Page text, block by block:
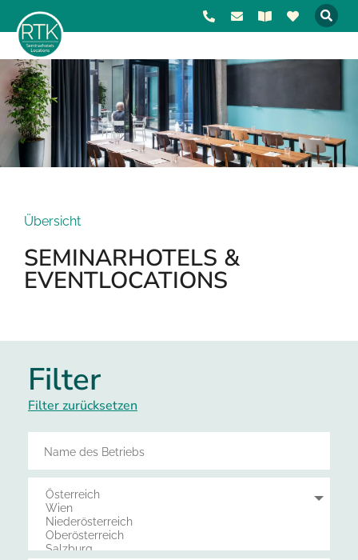
Übersicht
SEMINARHOTELS &
EVENTLOCATIONS
Filter
Filter zurücksetzen